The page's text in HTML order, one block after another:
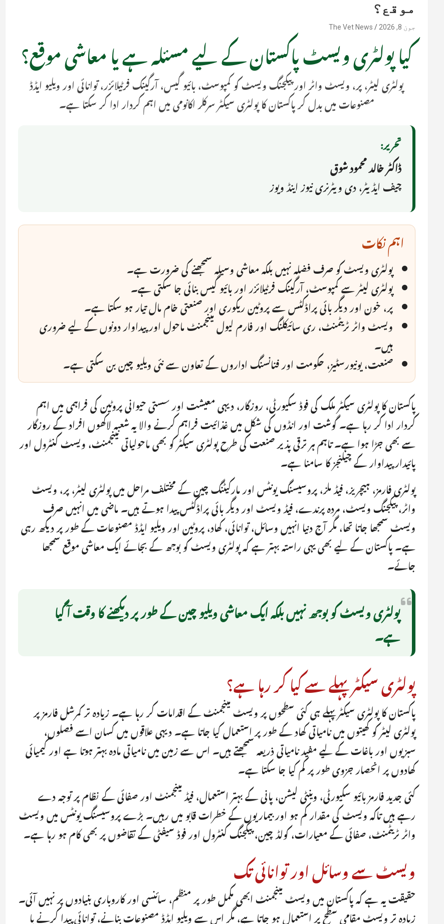
موقع؟
جون 8, 2026 The Vet News
کیا پولٹری ویسٹ پاکستان کے لیے مسئلہ ہے یا معاشی موقع؟
پولٹری لیٹر، پر، ویسٹ واٹر اور پیکجنگ ویسٹ کو کمپوسٹ، بائیو گیس، آرگینک فرٹیلائزر، توانائی اور ویلیو ایڈڈ
مصنوعات میں بدل کر پاکستان کا پولٹری سیکٹر سرکلر اکانومی میں اہم کردار ادا کر سکتا ہے۔
تحریر:
ڈاکٹر خالد محمود شوق
چیف ایڈیٹر، دی ویٹرنری نیوز اینڈ ویوز
اہم نکات
پولٹری ویسٹ کو صرف فضلہ نہیں بلکہ معاشی وسیلہ سمجھنے کی ضرورت ہے۔
پولٹری لیٹر سے کمپوسٹ، آرگینک فرٹیلائزر اور بائیو گیس بنائی جا سکتی ہے۔
پر، خون اور دیگر بائی پراڈکٹس سے پروٹین ریکوری اور صنعتی خام مال تیار ہو سکتا ہے۔
ویسٹ واٹر ٹریٹمنٹ، ری سائیکلنگ اور فارم لیول مینجمنٹ ماحول اور پیداوار دونوں کے لیے ضروری
ہیں۔
صنعت، یونیورسٹیز، حکومت اور فنانسنگ اداروں کے تعاون سے نئی ویلیو چین بن سکتی ہے۔
پاکستان کا پولٹری سیکٹر ملک کی فوڈ سکیورٹی، روزگار، دیہی معیشت اور سستی حیوانی پروٹین کی فراہمی میں اہم
کردار ادا کر رہا ہے۔ گوشت اور انڈوں کی شکل میں غذائیت فراہم کرنے والا یہ شعبہ لاکھوں افراد کے روزگار
سے بھی جڑا ہوا ہے۔ تاہم ہر ترقی پذیر صنعت کی طرح پولٹری سیکٹر کو بھی ماحولیاتی مینجمنٹ، ویسٹ کنٹرول اور
پائیدار پیداوار کے چیلنجز کا سامنا ہے۔
پولٹری فارمز، ہیچریز، فیڈ ملز، پروسیسنگ یونٹس اور مارکیٹنگ چین کے مختلف مراحل میں پولٹری لیٹر، پر، ویسٹ
واٹر، پیکجنگ ویسٹ، مردہ پرندے، فیڈ ویسٹ اور دیگر بائی پراڈکٹس پیدا ہوتے ہیں۔ ماضی میں انہیں صرف
ویسٹ سمجھا جاتا تھا، مگر آج دنیا انہیں وسائل، توانائی، کھاد، پروٹین اور ویلیو ایڈڈ مصنوعات کے طور پر دیکھ رہی
ہے۔ پاکستان کے لیے بھی یہی راستہ بہتر ہے کہ پولٹری ویسٹ کو بوجھ کے بجائے ایک معاشی موقع سمجھا
جائے۔
پولٹری ویسٹ کو بوجھ نہیں بلکہ ایک معاشی ویلیو چین کے طور پر دیکھنے کا وقت آ گیا
ہے۔
پولٹری سیکٹر پہلے سے کیا کر رہا ہے؟
پاکستان کا پولٹری سیکٹر پہلے ہی کئی سطحوں پر ویسٹ مینجمنٹ کے اقدامات کر رہا ہے۔ زیادہ تر کمرشل فارمز پر
پولٹری لیٹر کو کھیتوں میں نامیاتی کھاد کے طور پر استعمال کیا جاتا ہے۔ دیہی علاقوں میں کسان اسے فصلوں،
سبزیوں اور باغات کے لیے مفید نامیاتی ذریعہ سمجھتے ہیں۔ اس سے زمین میں نامیاتی مادہ بہتر ہوتا ہے اور کیمیائی
کھادوں پر انحصار جزوی طور پر کم کیا جا سکتا ہے۔
کئی جدید فارمز بائیو سکیورٹی، وینٹی لیشن، پانی کے بہتر استعمال، فیڈ مینجمنٹ اور صفائی کے نظام پر توجہ دے
رہے ہیں تاکہ ویسٹ کی مقدار کم ہو اور بیماریوں کے خطرات قابو میں رہیں۔ بڑے پروسیسنگ یونٹس میں ویسٹ
واٹر ٹریٹمنٹ، صفائی کے معیارات، کولڈ چین، پیکجنگ کنٹرول اور فوڈ سیفٹی کے تقاضوں پر بھی کام ہو رہا ہے۔
ویسٹ سے وسائل اور توانائی تک
حقیقت یہ ہے کہ پاکستان میں ویسٹ مینجمنٹ ابھی مکمل طور پر منظم، سائنسی اور کاروباری بنیادوں پر نہیں آئی۔
زیادہ تر ویسٹ مقامی سطح پر استعمال ہو جاتا ہے، مگر اس سے ویلیو ایڈڈ مصنوعات بنانے، توانائی پیدا کرنے یا